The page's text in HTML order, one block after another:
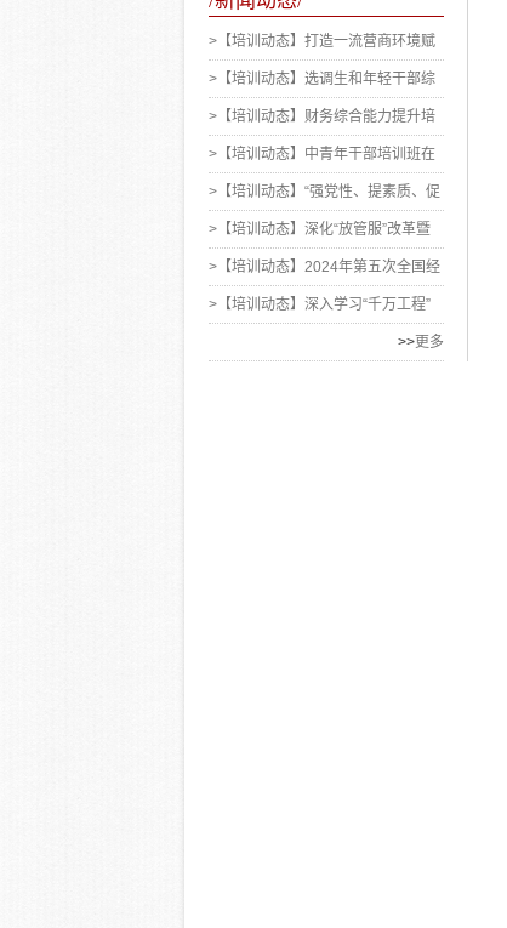
>【培训动态】打造一流营商环境赋
能现代煤化工产业高质量发展培训班
在湖北省...
>【培训动态】选调生和年轻干部综
合素质提升专题研修班在太原顺利结
业
>【培训动态】财务综合能力提升培
训班在青岛顺利举办
>【培训动态】中青年干部培训班在
青岛顺利举办
>【培训动态】“强党性、提素质、促
业务”党员干部培训班在长沙顺利结
业
>【培训动态】深化“放管服”改革暨
提升接诉即办工作实效专题培训班在
成都顺...
>【培训动态】2024年第五次全国经
济普查数据开发应用暨统计系统干部
>【培训动态】深入学习“千万工程”
经验专题培训班在杭州顺利结业
>>更多